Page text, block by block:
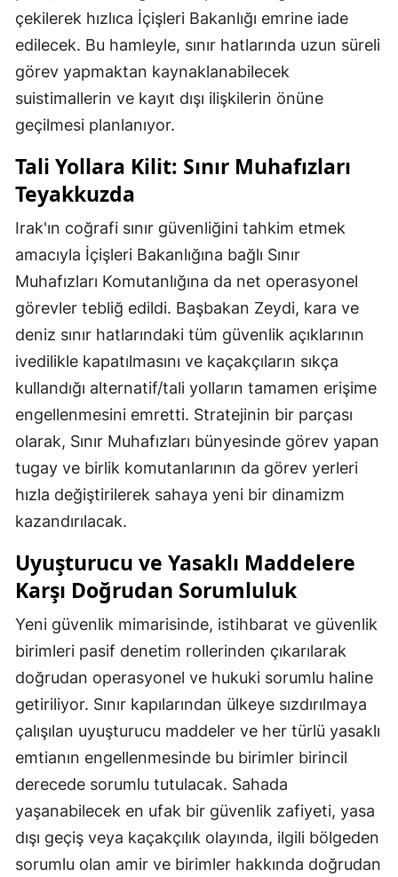
çekilerek hızlıca İçişleri Bakanlığı emrine iade
edilecek. Bu hamleyle, sınır hatlarında uzun süreli
görev yapmaktan kaynaklanabilecek
suistimallerin ve kayıt dışı ilişkilerin önüne
geçilmesi planlanıyor.
Tali Yollara Kilit: Sınır Muhafızları
Teyakkuzda
Irak'ın coğrafi sınır güvenliğini tahkim etmek
amacıyla İçişleri Bakanlığına bağlı Sınır
Muhafızları Komutanlığına da net operasyonel
görevler tebliğ edildi. Başbakan Zeydi, kara ve
deniz sınır hatlarındaki tüm güvenlik açıklarının
ivedilikle kapatılmasını ve kaçakçıların sıkça
kullandığı alternatif/tali yolların tamamen erişime
engellenmesini emretti. Stratejinin bir parçası
olarak, Sınır Muhafızları bünyesinde görev yapan
tugay ve birlik komutanlarının da görev yerleri
hızla değiştirilerek sahaya yeni bir dinamizm
kazandırılacak.
Uyuşturucu ve Yasaklı Maddelere
Karşı Doğrudan Sorumluluk
Yeni güvenlik mimarisinde, istihbarat ve güvenlik
birimleri pasif denetim rollerinden çıkarılarak
doğrudan operasyonel ve hukuki sorumlu haline
getiriliyor. Sınır kapılarından ülkeye sızdırılmaya
çalışılan uyuşturucu maddeler ve her türlü yasaklı
emtianın engellenmesinde bu birimler birincil
derecede sorumlu tutulacak. Sahada
yaşanabilecek en ufak bir güvenlik zafiyeti, yasa
dışı geçiş veya kaçakçılık olayında, ilgili bölgeden
sorumlu olan amir ve birimler hakkında doğrudan